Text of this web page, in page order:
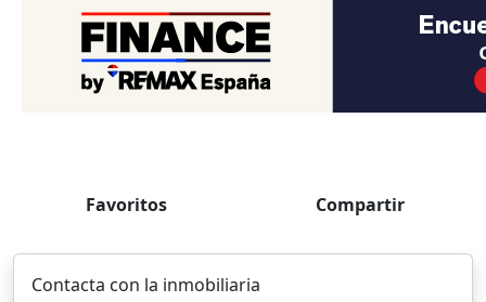
Favoritos Compartir
Contacta con la inmobiliaria